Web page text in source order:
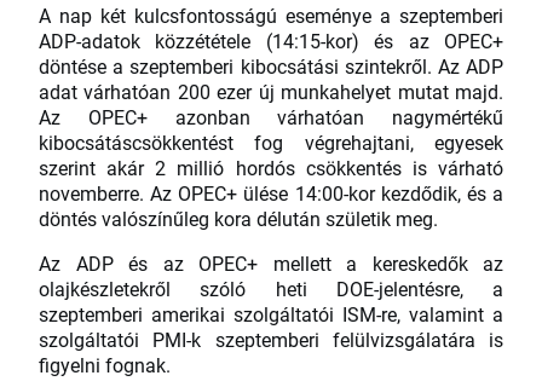
A nap két kulcsfontosságú eseménye a szeptemberi
ADP-adatok közzététele (14:15-kor) és az OPEC+
döntése a szeptemberi kibocsátási szintekről. Az ADP
adat várhatóan 200 ezer új munkahelyet mutat majd.
Az OPEC+ azonban várhatóan nagymértékű
kibocsátáscsökkentést fog végrehajtani, egyesek
szerint akár 2 millió hordós csökkentés is várható
novemberre. Az OPEC+ ülése 14:00-kor kezdődik, és a
döntés valószínűleg kora délután születik meg.
Az ADP és az OPEC+ mellett a kereskedők az
olajkészletekről szóló heti DOE-jelentésre, a
szeptemberi amerikai szolgáltatói ISM-re, valamint a
szolgáltatói PMI-k szeptemberi felülvizsgálatára is
figyelni fognak.